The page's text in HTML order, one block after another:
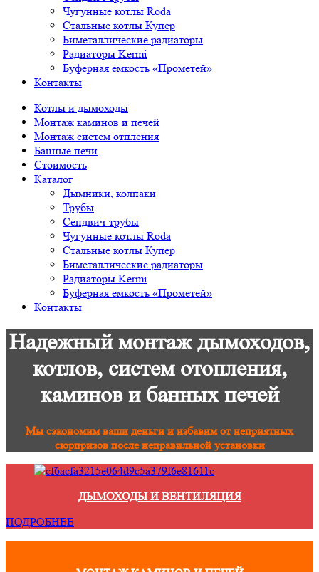
Чугунные котлы Roda
Стальные котлы Купер
Биметаллические радиаторы
Радиаторы Kermi
Буферная емкость «Прометей»
Контакты
Котлы и дымоходы
Монтаж каминов и печей
Монтаж систем отпления
Банные печи
Стоимость
Каталог
Дымники, колпаки
Трубы
Сендвич-трубы
Чугунные котлы Roda
Стальные котлы Купер
Биметаллические радиаторы
Радиаторы Kermi
Буферная емкость «Прометей»
Контакты
Надежный монтаж дымоходов,
котлов, систем отопления,
каминов и банных печей
Мы сэкономим ваши деньги и избавим от неприятных
сюрпризов после неправильной установки
ДЫМОХОДЫ И ВЕНТИЛЯЦИЯ
ПОДРОБНЕЕ